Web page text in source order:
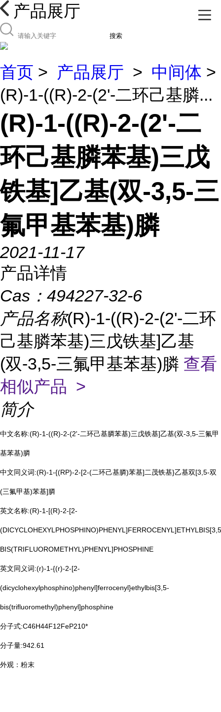
产品展厅
搜索
首页 > 产品展厅 > 中间体 >
(R)-1-((R)-2-(2'-二环己基膦...
(R)-1-((R)-2-(2'-二
环己基膦苯基)三戊
铁基]乙基(双-3,5-三
氟甲基苯基)膦
2021-11-17
产品详情
Cas： 494227-32-6
产品名称(R)-1-((R)-2-(2'-二环
己基膦苯基)三戊铁基]乙基
(双-3,5-三氟甲基苯基)膦 查看
相似产品 >
简介
中文名称:(R)-1-((R)-2-(2'-二环己基膦苯基)三戊铁基]乙基(双-3,5-三氟甲
基苯基)膦
中文同义词:(R)-1-{(RP)-2-[2-(二环己基膦)苯基]二茂铁基}乙基双[3,5-双
(三氟甲基)苯基]膦
英文名称:(R)-1-[(R)-2-[2-
BIS(TRIFLUOROMETHYL)PHENYL]PHOSPHINE
英文同义词:(r)-1-{(r)-2-[2-
(dicyclohexylphosphino)phenyl]ferrocenyl}ethylbis[3,5-
bis(trifluoromethyl)phenyl]phosphine
分子式:C46H44F12FeP210*
分子量:942.61
外观：粉末